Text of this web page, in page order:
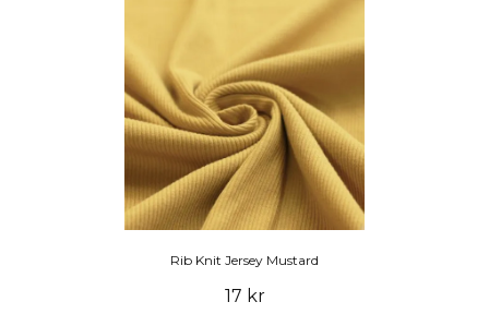
Rib Knit Jersey Mustard
17 kr